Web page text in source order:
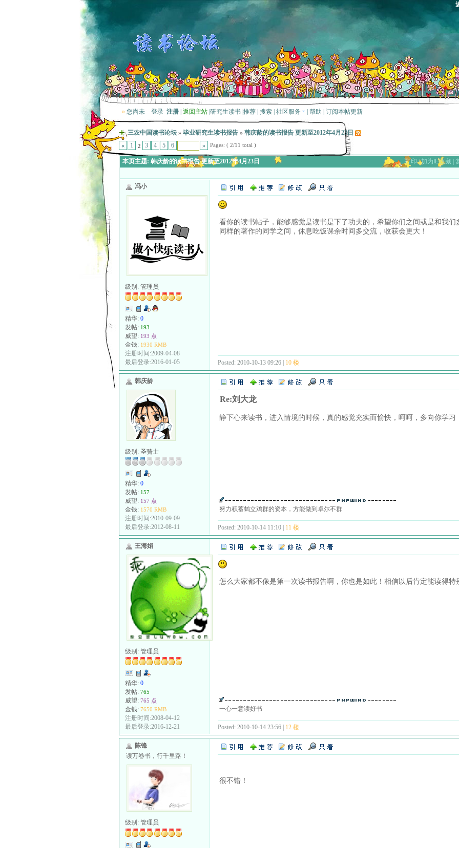
» 您尚未 登录 注册 返回主站 研究生读书 推荐 搜索 社区服务 帮助 订阅本帖更新
三农中国读书论坛 » 毕业研究生读书报告 » 韩庆龄的读书报告 更新至2012年4月23日
«
1 2 3 4 5 6 » Pages: ( 2/11 total )
本页主题: 韩庆龄的读书报告 更新至2012年4月23日 打印|加为IE收藏 |
冯小
级别: 管理员
精华: 0
发帖: 193
威望: 193 点
金钱: 1930 RMB
注册时间:2009-04-08
最后登录:2016-01-05
看你的读书帖子，能够感觉是读书是下了功夫的，希望你们之间或是和我
同样的著作的同学之间，休息吃饭课余时间多交流，收获会更大！
Posted: 2010-10-13 09:26 | 10 楼
韩庆龄
级别: 圣骑士
精华: 0
发帖: 157
威望: 157 点
金钱: 1570 RMB
注册时间:2010-09-09
最后登录:2012-08-11
Re:刘大龙
静下心来读书，进入情境的时候，真的感觉充实而愉快，呵呵，多向你学习
努力积蓄鹤立鸡群的资本，方能做到卓尔不群
Posted: 2010-10-14 11:10 | 11 楼
王海娟
级别: 管理员
精华: 0
发帖: 765
威望: 765 点
金钱: 7650 RMB
注册时间:2008-04-12
最后登录:2016-12-21
怎么大家都不像是第一次读书报告啊，你也是如此！相信以后肯定能读得特
一心一意读好书
Posted: 2010-10-14 23:56 | 12 楼
陈锋
读万卷书，行千里路！
级别: 管理员
很不错！